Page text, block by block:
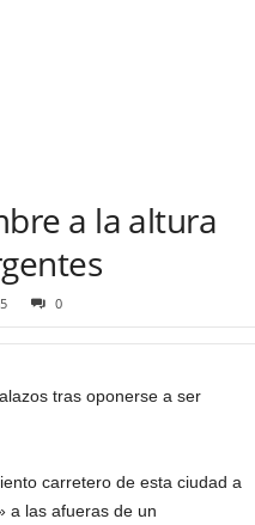
a la altura
0
tras oponerse a ser
carretero de esta ciudad a
a las afueras de un